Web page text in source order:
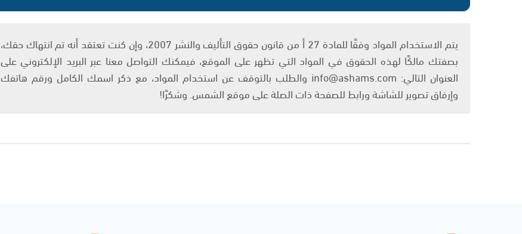
يتم الاستخدام المواد وفقًا للمادة 27 أ من قانون حقوق التأليف والنشر 2007، وإن كنت تعتقد أنه تم انتهاك حقك،
بصفتك مالكًا لهذه الحقوق في المواد التي تظهر على الموقع، فيمكنك التواصل معنا عبر البريد الإلكتروني على
العنوان التالي: info@ashams.com والطلب بالتوقف عن استخدام المواد، مع ذكر اسمك الكامل ورقم هاتفك
وإرفاق تصوير للشاشة ورابط للصفحة ذات الصلة على موقع الشمس. وشكرًا!